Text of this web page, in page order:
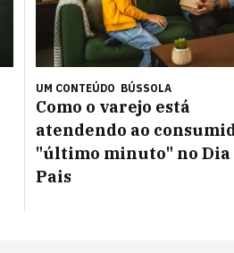
UM CONTEÚDO BÚSSOLA
Como o varejo está
atendendo ao
"último minuto" no Dia
Pais